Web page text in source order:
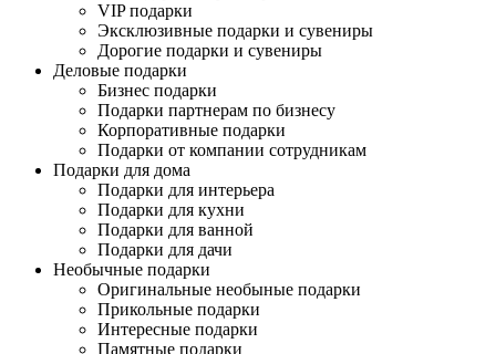
VIP подарки
Эксклюзивные подарки и сувениры
Дорогие подарки и сувениры
Деловые подарки
Бизнес подарки
Подарки партнерам по бизнесу
Корпоративные подарки
Подарки от компании сотрудникам
Подарки для дома
Подарки для интерьера
Подарки для кухни
Подарки для ванной
Подарки для дачи
Необычные подарки
Оригинальные необыные подарки
Прикольные подарки
Интересные подарки
Памятные подарки